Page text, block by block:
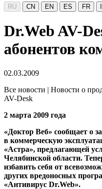
RU CN EN ES FR
Dr.Web AV-
абонентов
02.03.2009
Все новости | Новости о
AV-Desk
2 марта 2009 года
«Доктор Веб» сообщает о
в коммерческую
«Астра», предлагающей
Челябинской области.
избавить себя от
других вредоносных
«Антивирус Dr.Web».